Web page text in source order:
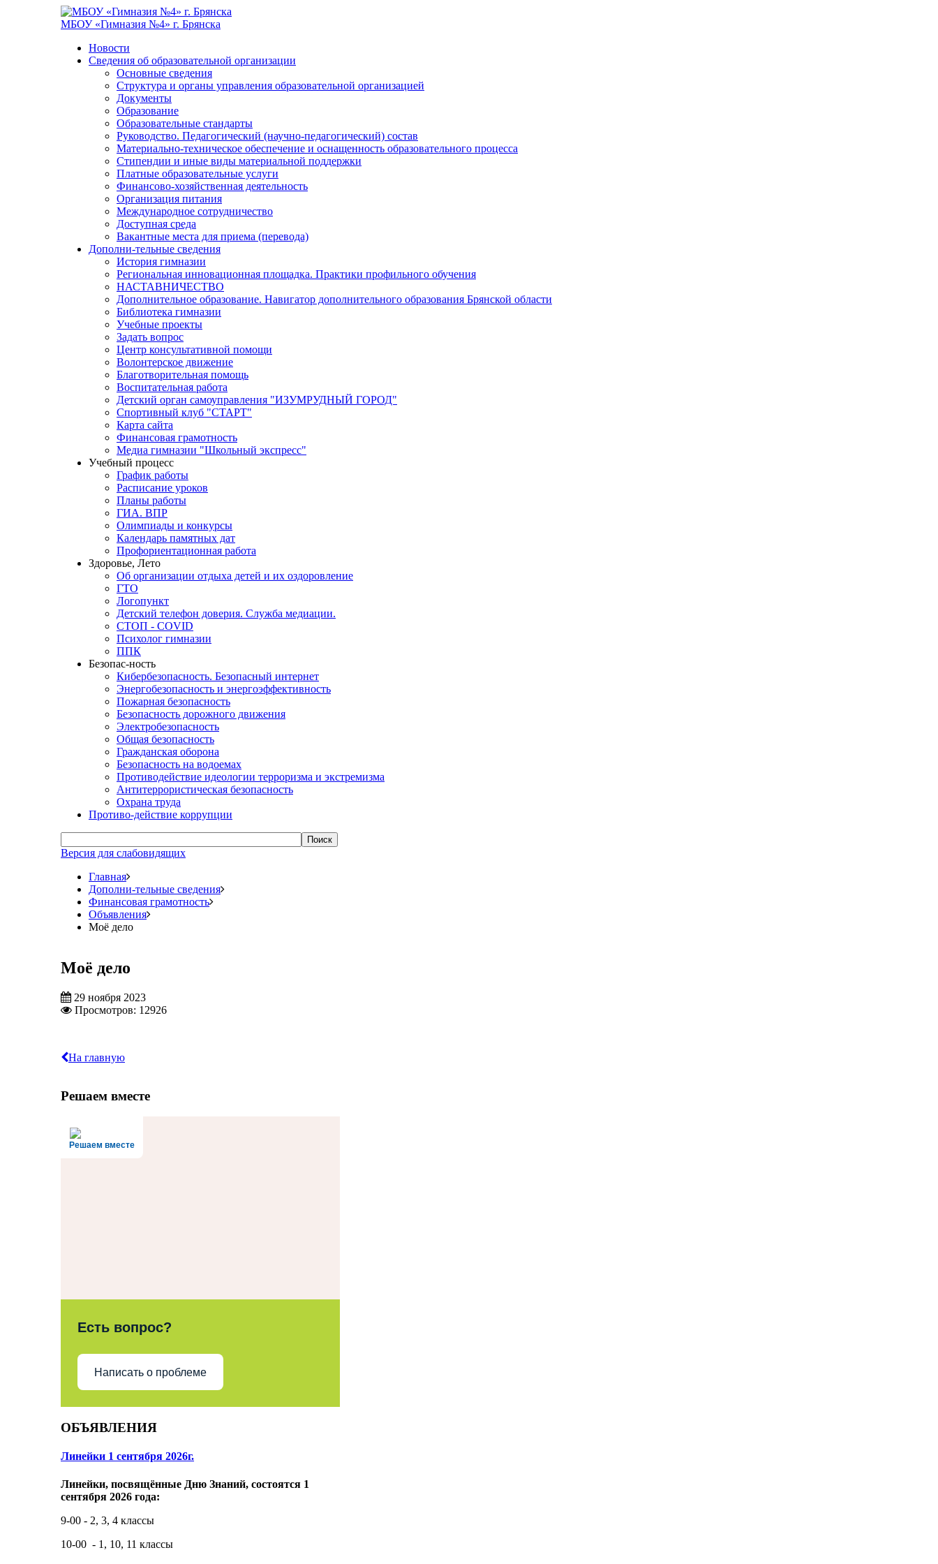
МБОУ «Гимназия №4» г. Брянска
Новости
Сведения об образовательной организации
Основные сведения
Структура и органы управления образовательной организацией
Документы
Образование
Образовательные стандарты
Руководство. Педагогический (научно-педагогический) состав
Материально-техническое обеспечение и оснащенность образовательного процесса
Стипендии и иные виды материальной поддержки
Платные образовательные услуги
Финансово-хозяйственная деятельность
Организация питания
Международное сотрудничество
Доступная среда
Вакантные места для приема (перевода)
Дополни-тельные сведения
История гимназии
Региональная инновационная площадка. Практики профильного обучения
НАСТАВНИЧЕСТВО
Дополнительное образование. Навигатор дополнительного образования Брянской области
Библиотека гимназии
Учебные проекты
Задать вопрос
Центр консультативной помощи
Волонтерское движение
Благотворительная помощь
Воспитательная работа
Детский орган самоуправления "ИЗУМРУДНЫЙ ГОРОД"
Спортивный клуб "СТАРТ"
Карта сайта
Финансовая грамотность
Медиа гимназии "Школьный экспресс"
Учебный процесс
График работы
Расписание уроков
Планы работы
ГИА. ВПР
Олимпиады и конкурсы
Календарь памятных дат
Профориентационная работа
Здоровье, Лето
Об организации отдыха детей и их оздоровление
ГТО
Логопункт
Детский телефон доверия. Служба медиации.
СТОП - COVID
Психолог гимназии
ППК
Безопас-ность
Кибербезопасность. Безопасный интернет
Энергобезопасность и энергоэффективность
Пожарная безопасность
Безопасность дорожного движения
Электробезопасность
Общая безопасность
Гражданская оборона
Безопасность на водоемах
Противодействие идеологии терроризма и экстремизма
Антитеррористическая безопасность
Охрана труда
Противо-действие коррупции
Поиск
Версия для слабовидящих
Главная
Дополни-тельные сведения
Финансовая грамотность
Объявления
Моё дело
Моё дело
29 ноября 2023
Просмотров: 12926
На главную
Решаем вместе
Решаем вместе
Есть вопрос?
Написать о проблеме
ОБЪЯВЛЕНИЯ
Линейки 1 сентября 2026г.
Линейки, посвящённые Дню Знаний, состоятся 1
сентября 2026 года:
9-00 - 2, 3, 4 классы
10-00 - 1, 10, 11 классы